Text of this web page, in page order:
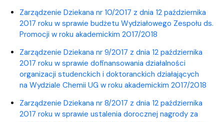
Zarządzenie Dziekana nr 10/2017 z dnia 12 października
2017 roku w sprawie budżetu Wydziałowego Zespołu ds.
Promocji w roku akademickim 2017/2018
Zarządzenie Dziekana nr 9/2017 z dnia 12 października
2017 roku w sprawie dofinansowania działalności
organizacji studenckich i doktoranckich działających
na Wydziale Chemii UG w roku akademickim 2017/2018
Zarządzenie Dziekana nr 8/2017 z dnia 12 października
2017 roku w sprawie ustalenia dorocznej nagrody za